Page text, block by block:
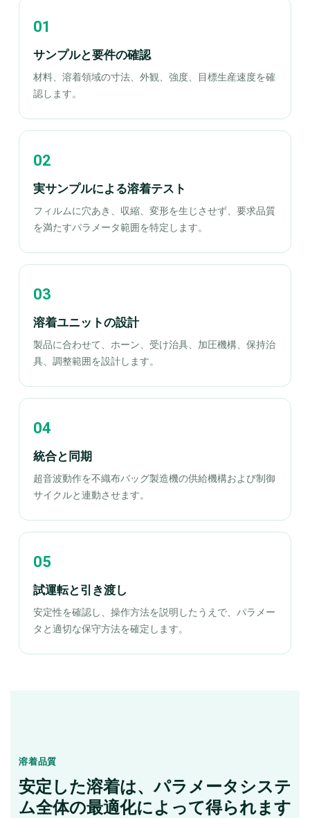
サンプルと要件の確認
材料、溶着領域の寸法、外観、強度、目標生産速度を確
認します。
実サンプルによる溶着テスト
フィルムに穴あき、収縮、変形を生じさせず、要求品質
を満たすパラメータ範囲を特定します。
溶着ユニットの設計
製品に合わせて、ホーン、受け治具、加圧機構、保持治
具、調整範囲を設計します。
統合と同期
超音波動作を不織布バッグ製造機の供給機構および制御
サイクルと連動させます。
試運転と引き渡し
安定性を確認し、操作方法を説明したうえで、パラメー
タと適切な保守方法を確定します。
溶着品質
安定した溶着は、パラメータシステ
ム全体の最適化によって得られます